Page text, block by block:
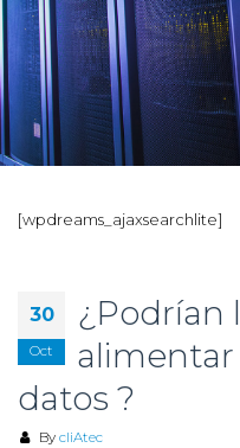
[wpdreams_ajaxsearchlite]
30
Oct
¿Podrían
datos ?
By cliAtec